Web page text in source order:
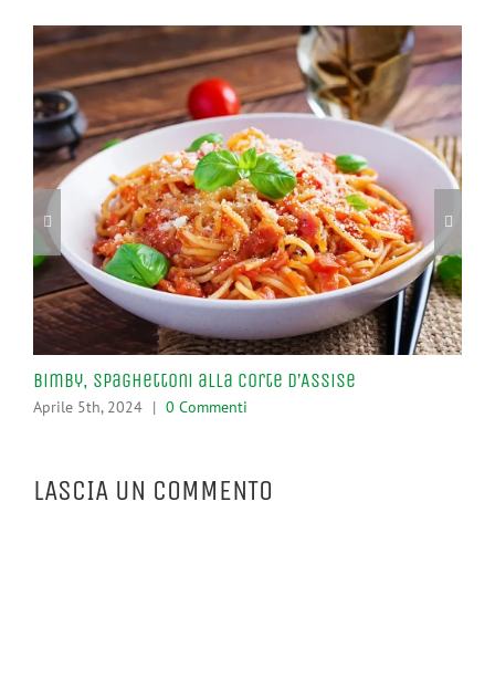
Bimby, Spaghettoni alla Corte d’Assise
Aprile 5th, 2024 | 0 Commenti
LASCIA UN COMMENTO